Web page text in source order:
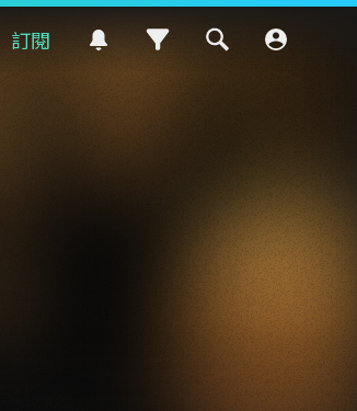
訂閱